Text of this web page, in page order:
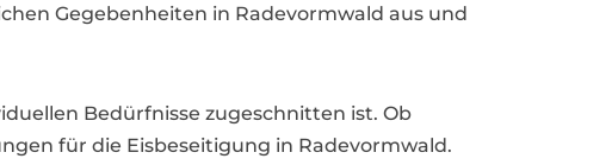
Gegebenheiten in Radevormwald aus und
Bedürfnisse zugeschnitten ist. Ob
für die Eisbeseitigung in Radevormwald.